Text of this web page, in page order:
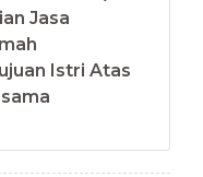
Jasa
Istri Atas